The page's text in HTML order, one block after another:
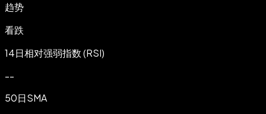
趋势
看跌
14日相对强弱指数 (RSI)
--
50日SMA